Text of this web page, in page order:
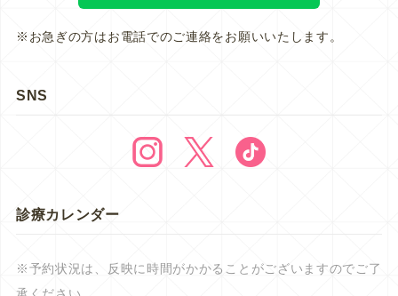
※お急ぎの方はお電話でのご連絡をお願いいたします。
SNS
診療カレンダー
※予約状況は、反映に時間がかかることがございますのでご了